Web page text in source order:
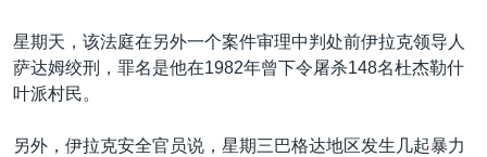
索
全球议题
环境
美国建国250周年
埃博拉疫情
美国之音专访
关注我们
星期天，该法庭在另外一个案件审理中判处前伊拉克领导人
萨达姆绞刑，罪名是他在1982年曾下令屠杀148名杜杰勒什
叶派村民。
另外，伊拉克安全官员说，星期三巴格达地区发生几起暴力